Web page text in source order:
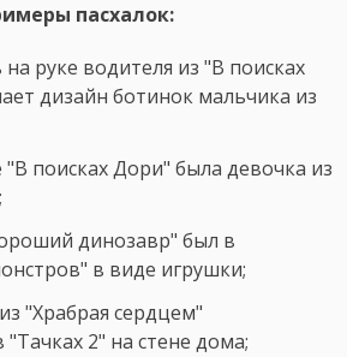
пасхалок:
руке водителя из "В поисках
дизайн ботинок мальчика из
поисках Дори" была девочка из
динозавр" был в
в виде игрушки;
"Храбрая сердцем"
"Тачках 2" на стене дома;